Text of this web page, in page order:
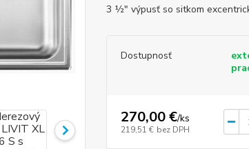
3 ½" výpusť so sitkom
Dostupnosť
270,00 €/ks
219,51 € bez DPH